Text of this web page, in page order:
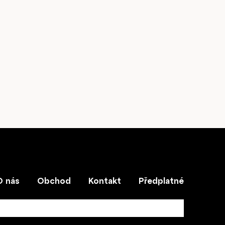
nás Obchod Kontakt Předplatné